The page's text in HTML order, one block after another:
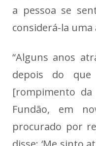
a pessoa se
considerá-la uma
“Alguns anos
depois do que
[rompimento
Fundão, em
procurado por